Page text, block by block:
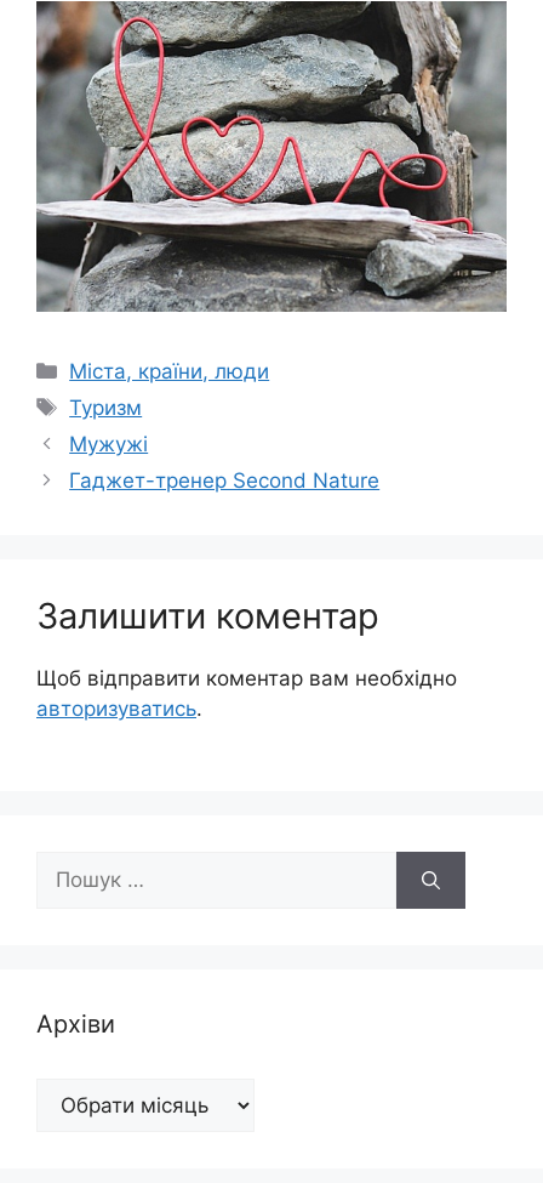
Категорії
Міста, країни, люди
Позначки
Туризм
Мужужі
Гаджет-тренер Second Nature
Залишити коментар
Щоб відправити коментар вам необхідно
авторизуватись.
Пошук:
Архіви
Архіви